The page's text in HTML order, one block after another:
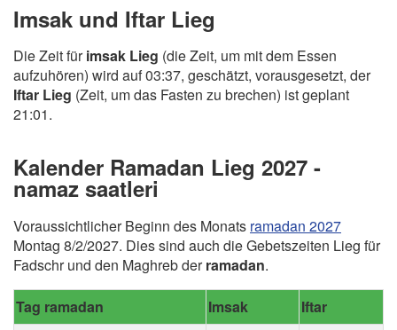
Imsak und Iftar Lieg
Die Zeit fürimsak Lieg (die Zeit, um mit dem Essen
aufzuhören) wird auf 03:37, geschätzt, vorausgesetzt, der
Iftar Lieg (Zeit, um das Fasten zu brechen) ist geplant
21:01.
Kalender Ramadan Lieg 2027 -
namaz saatleri
Voraussichtlicher Beginn des Monats ramadan 2027
Montag 8/2/2027. Dies sind auch die Gebetszeiten Lieg für
Fadschr und den Maghreb derramadan.
Tag ramadan Imsak
Iftar